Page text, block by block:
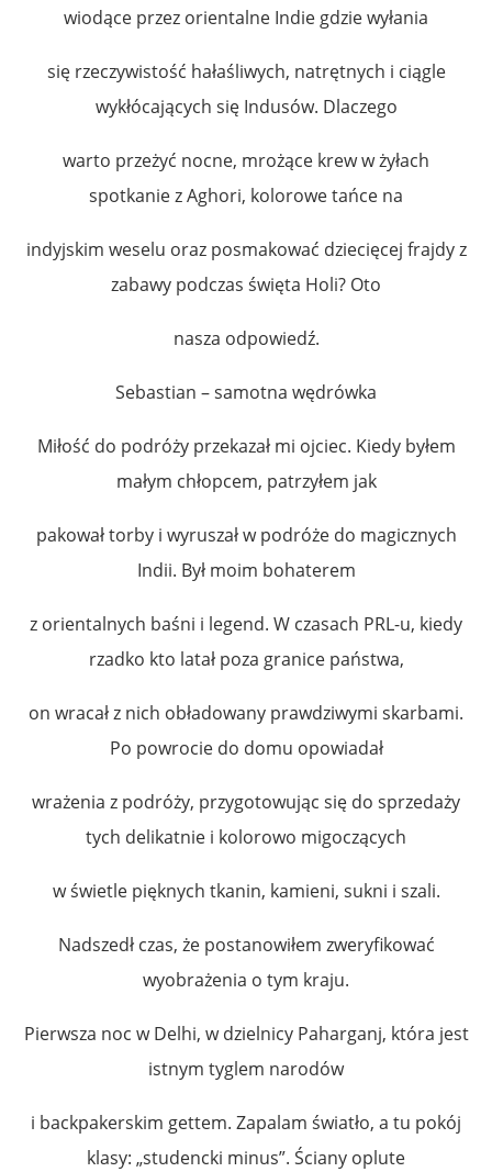
wiodące przez orientalne Indie gdzie wyłania
się rzeczywistość hałaśliwych, natrętnych i ciągle
wykłócających się Indusów. Dlaczego
warto przeżyć nocne, mrożące krew w żyłach
spotkanie z Aghori, kolorowe tańce na
indyjskim weselu oraz posmakować dziecięcej frajdy z
zabawy podczas święta Holi? Oto
nasza odpowiedź.
Sebastian – samotna wędrówka
Miłość do podróży przekazał mi ojciec. Kiedy byłem
małym chłopcem, patrzyłem jak
pakował torby i wyruszał w podróże do magicznych
Indii. Był moim bohaterem
z orientalnych baśni i legend. W czasach PRL-u, kiedy
rzadko kto latał poza granice państwa,
on wracał z nich obładowany prawdziwymi skarbami.
Po powrocie do domu opowiadał
wrażenia z podróży, przygotowując się do sprzedaży
tych delikatnie i kolorowo migoczących
w świetle pięknych tkanin, kamieni, sukni i szali.
Nadszedł czas, że postanowiłem zweryfikować
wyobrażenia o tym kraju.
Pierwsza noc w Delhi, w dzielnicy Paharganj, która jest
istnym tyglem narodów
i backpakerskim gettem. Zapalam światło, a tu pokój
klasy: „studencki minus”. Ściany oplute